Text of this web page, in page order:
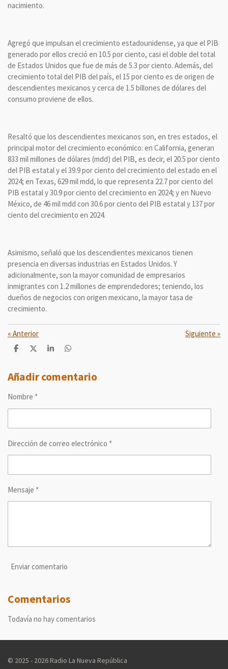
nacimiento.
Agregó que impulsan el crecimiento estadounidense, ya que el PIB
generado por ellos creció en 10.5 por ciento, casi el doble del total
de Estados Unidos que fue de más de 5.3 por ciento. Además, del
crecimiento total del PIB del país, el 15 por ciento es de origen de
descendientes mexicanos y cerca de 1.5 billones de dólares del
consumo proviene de ellos.
Resaltó que los descendientes mexicanos son, en tres estados, el
principal motor del crecimiento económico: en California, generan
833 mil millones de dólares (mdd) del PIB, es decir, el 20.5 por ciento
del PIB estatal y el 39.9 por ciento del crecimiento del estado en el
2024; en Texas, 629 mil mdd, lo que representa 22.7 por ciento del
PIB estatal y 30.9 por ciento del crecimiento en 2024; y en Nuevo
México, de 46 mil mdd con 30.6 por ciento del PIB estatal y 137 por
ciento del crecimiento en 2024.
Asimismo, señaló que los descendientes mexicanos tienen
presencia en diversas industrias en Estados Unidos. Y
adicionalmente, son la mayor comunidad de empresarios
inmigrantes con 1.2 millones de emprendedores; teniendo, los
dueños de negocios con origen mexicano, la mayor tasa de
crecimiento.
« Anterior Siguiente »
C
p
a
t
C
p
a
C
p
a
C
p
a
Añadir comentario
Nombre *
Dirección de correo electrónico *
Mensaje *
Enviar comentario
Comentarios
Todavía no hay comentarios
© 2025 - 2026 Radio La Nueva República